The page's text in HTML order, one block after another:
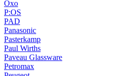
Oxo
P:OS
PAD
Panasonic
Pasterkamp
Paul Wirths
Paveau Glassware
Petromax